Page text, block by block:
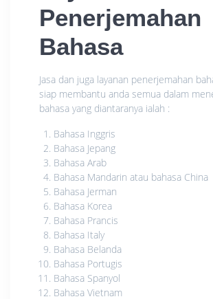
Penerjemahan
Bahasa
Jasa dan juga layanan penerjemahan
siap membantu anda semua dalam
bahasa yang diantaranya ialah :
Bahasa Inggris
Bahasa Jepang
Bahasa Arab
Bahasa Mandarin atau bahasa China
Bahasa Jerman
Bahasa Korea
Bahasa Prancis
Bahasa Italy
Bahasa Belanda
Bahasa Portugis
Bahasa Spanyol
Bahasa Vietnam